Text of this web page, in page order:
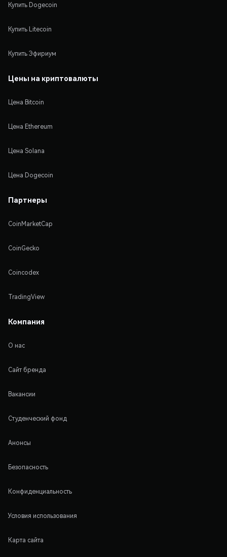
Купить Dogecoin
Купить Litecoin
Купить Эфириум
Цены на криптовалюты
Цена Bitcoin
Цена Ethereum
Цена Solana
Цена Dogecoin
Партнеры
CoinMarketCap
CoinGecko
Coincodex
TradingView
Компания
О нас
Сайт бренда
Вакансии
Студенческий фонд
Анонсы
Безопасность
Конфиденциальность
Условия использования
Карта сайта